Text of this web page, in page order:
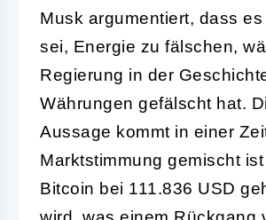
Musk argumentiert, dass
sei, Energie zu fälschen,
Regierung in der
Währungen gefälscht hat.
Aussage kommt in einer
Marktstimmung gemischt
Bitcoin bei 111.836 USD